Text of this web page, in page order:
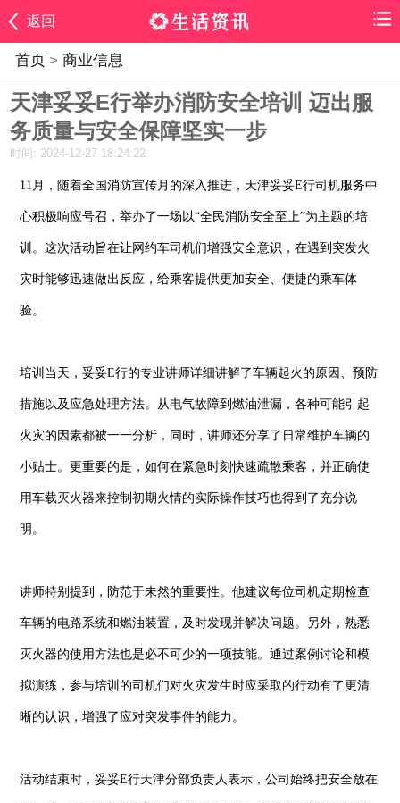
返回
首页 > 商业信息
天津妥妥E行举办消防安全培训 迈出服
务质量与安全保障坚实一步
时间: 2024-12-27 18:24:22
11月，随着全国消防宣传月的深入推进，天津妥妥E行司机服务中
心积极响应号召，举办了一场以“全民消防安全至上”为主题的培
训。这次活动旨在让网约车司机们增强安全意识，在遇到突发火
灾时能够迅速做出反应，给乘客提供更加安全、便捷的乘车体
验。
培训当天，妥妥E行的专业讲师详细讲解了车辆起火的原因、预防
措施以及应急处理方法。从电气故障到燃油泄漏，各种可能引起
火灾的因素都被一一分析，同时，讲师还分享了日常维护车辆的
小贴士。更重要的是，如何在紧急时刻快速疏散乘客，并正确使
用车载灭火器来控制初期火情的实际操作技巧也得到了充分说
明。
讲师特别提到，防范于未然的重要性。他建议每位司机定期检查
车辆的电路系统和燃油装置，及时发现并解决问题。另外，熟悉
灭火器的使用方法也是必不可少的一项技能。通过案例讨论和模
拟演练，参与培训的司机们对火灾发生时应采取的行动有了更清
晰的认识，增强了应对突发事件的能力。
活动结束时，妥妥E行天津分部负责人表示，公司始终把安全放在